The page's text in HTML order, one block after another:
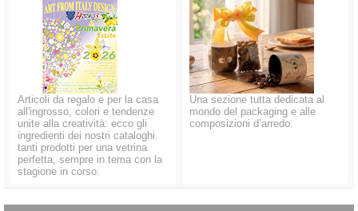
Articoli da regalo e per la casa
all'ingrosso, colori e tendenze
unite alla creatività: ecco gli
ingredienti dei nostri cataloghi.
tanti prodotti per una vetrina
perfetta, sempre in tema con la
stagione in corso.
Una sezione tutta dedicata al
mondo del packaging e alle
composizioni d’arredo.